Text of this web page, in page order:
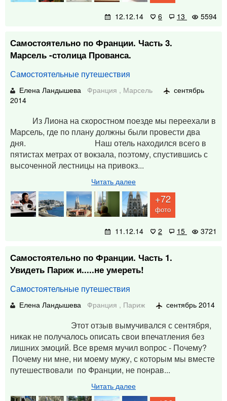
12.12.14 6 13 5594
Самостоятельно по Франции. Часть 3.
Марсель -столица Прованса.
Самостоятельные путешествия
Елена Ландышева Франция , Марсель
сентябрь
2014
Из Лиона на скоростном поезде мы переехали в
Марсель, где по плану должны были провести два
дня. Наш отель находился всего в
пятистах метрах от вокзала, поэтому, спустившись с
высоченной лестницы на привокз...
Читать далее
+72
фото
11.12.14 2 15 3721
Самостоятельно по Франции. Часть 1.
Увидеть Париж и.....не умереть!
Самостоятельные путешествия
Елена Ландышева Франция , Париж сентябрь 2014
Этот отзыв вымучивался с сентября,
никак не получалось описать свои впечатления без
лишних эмоций. Все время мучил вопрос - Почему?
Почему ни мне, ни моему мужу, с которым мы вместе
путешествовали по Франции, не понрав...
Читать далее